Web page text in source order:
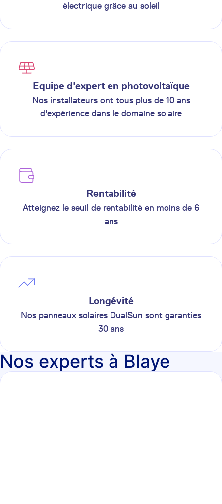
électrique grâce au soleil
Equipe d'expert en photovoltaïque
Nos installateurs ont tous plus de 10 ans
d'expérience dans le domaine solaire
Rentabilité
Atteignez le seuil de rentabilité en moins de 6
ans
Longévité
Nos panneaux solaires DualSun sont garanties
30 ans
Nos experts à Blaye